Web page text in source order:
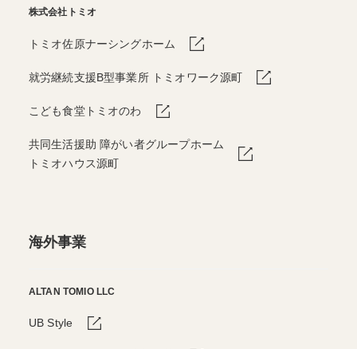
株式会社トミオ
トミオ佐原ナーシングホーム
就労継続支援B型事業所 トミオワーク源町
こども食堂トミオのわ
共同生活援助 障がい者グループホーム
トミオハウス源町
海外事業
ALTAN TOMIO LLC
UB Style